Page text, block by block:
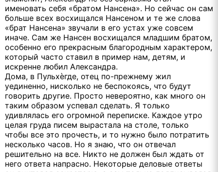
именовать себя «братом Нансена». Но сейчас он сам
больше всех восхищался Нансеном и те же слова
«брат Нансена» звучали в его устах уже совсем
иначе. Сам же Нансен восхищался младшим братом,
особенно его прекрасным благородным характером,
который часто ставил в пример нам, детям, и
искренне любил Александра.
Дома, в Пульхѐгде, отец по-прежнему жил
уединенно, нисколько не беспокоясь, что будут
говорить другие. Просто невероятно, как много он
таким образом успевал сделать. Я только
удивлялась его огромной переписке. Каждое утро
целая груда писем вырастала на столе, только
чтобы все это прочесть, и то нужно было потратить
несколько часов. Но я знаю, что он отвечал
решительно на все. Никто не должен был ждать от
него ответа напрасно. Некоторые деловые ответы